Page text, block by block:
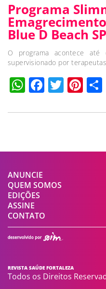
Programa
Blue D Beach
O programa acontece
supervisionado por
WhatsApp
Facebook
Twitter
ANUNCIE
QUEM SOMOS
EDIÇÕES
ASSINE
CONTATO
REVISTA SAÚDE FORTALEZA
Todos os Direitos